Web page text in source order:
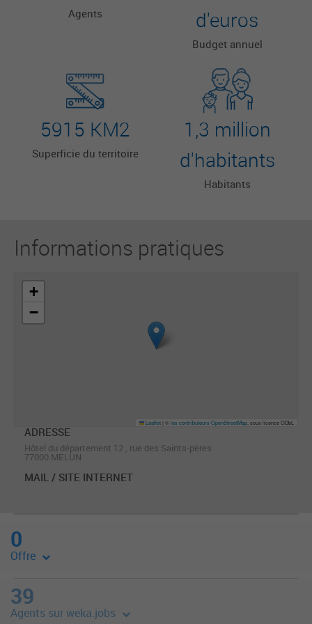
de proximité moderne et efficace.
Agents
d'euros
Budget annuel
5915 KM2
Superficie du territoire
1,3 million
d'habitants
Habitants
Informations pratiques
+
−
Leaflet ©les contributeurs OpenStreetMap , sous licence ODbL
ADRESSE
Hôtel du département 12 , rue des Saints-pères
77000 MELUN
MAIL / SITE INTERNET
0
Offre
39
Agents sur weka.jobs